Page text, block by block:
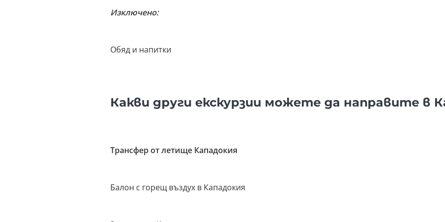
Изключено:
Обяд и напитки
Какви други екскурзии можете да направите в
Трансфер от летище Кападокия
Балон с горещ въздух в Кападокия